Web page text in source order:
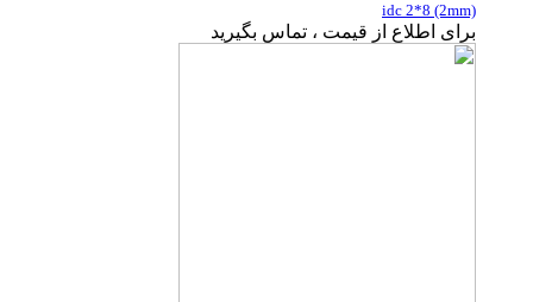
idc 2*8 (2mm)
برای اطلاع از قیمت ، تماس بگیرید